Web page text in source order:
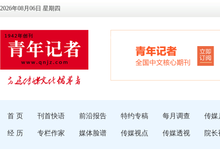
2026年08月06日 星期四
首 页 刊首快语 前沿报告 特约专稿 每月调查 传媒
经 历 专栏作家 媒体脸谱 传媒视点 传媒透视 院长